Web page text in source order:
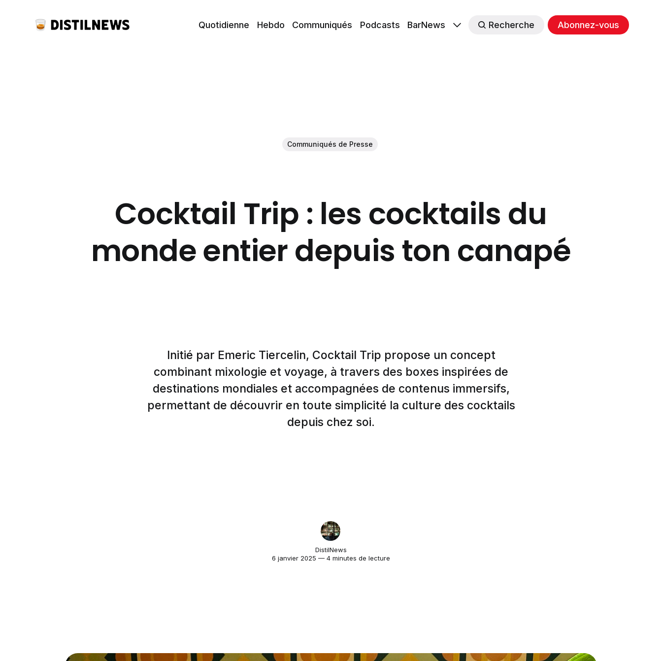
Quotidienne Hebdo Communiqués Podcasts BarNews Recherche Abonnez-vous
Communiqués de Presse
Cocktail Trip : les cocktails du
monde entier depuis ton canapé
Initié par Emeric Tiercelin, Cocktail Trip propose un concept
combinant mixologie et voyage, à travers des boxes inspirées de
destinations mondiales et accompagnées de contenus immersifs,
permettant de découvrir en toute simplicité la culture des cocktails
depuis chez soi.
DistilNews
6 janvier 2025 — 4 minutes de lecture